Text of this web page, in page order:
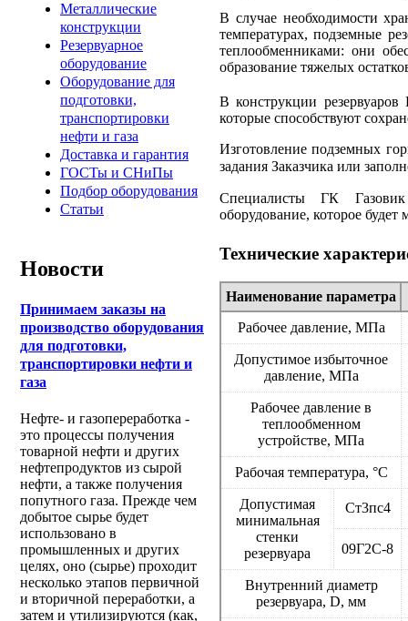
Металлические
конструкции
Резервуарное
оборудование
Оборудование для
подготовки,
транспортировки
нефти и газа
Доставка и гарантия
ГОСТы и СНиПы
Подбор оборудования
Статьи
Новости
Принимаем заказы на
производство оборудования
для подготовки,
транспортировки нефти и
газа
Нефте- и газопереработка -
это процессы получения
товарной нефти и других
нефтепродуктов из сырой
нефти, а также получения
попутного газа. Прежде чем
добытое сырье будет
использовано в
промышленных и других
целях, оно (сырье) проходит
несколько этапов первичной
и вторичной переработки, а
затем и утилизируются (как,
В случае необходимости
температурах, подземные
теплообменниками: они
образование тяжелых
В конструкции
которые способствуют
Изготовление подземных
задания Заказчика или
Специалисты ГК Газовик
оборудование, которое
Технические
Наименование параметра
Рабочее давление, МПа
Допустимое избыточное
давление, МПа
Рабочее давление в
теплообменном
устройстве, МПа
Рабочая температура, °С
Допустимая
минимальная
стенки
резервуара
Ст3пс4
09Г2С-8
Внутренний диаметр
резервуара, D, мм